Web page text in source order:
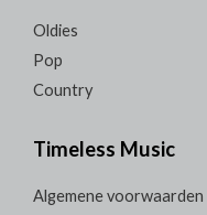
Oldies
Pop
Country
Timeless Music
Algemene voorwaarden